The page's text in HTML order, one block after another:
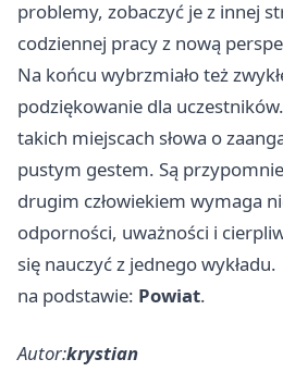
problemy, zobaczyć je z innej
codziennej pracy z nową
Na końcu wybrzmiało też
podziękowanie dla
takich miejscach słowa o
pustym gestem. Są
drugim człowiekiem wymaga
odporności, uważności i
się nauczyć z jednego wykładu.
na podstawie: Powiat.
Autor:krystian